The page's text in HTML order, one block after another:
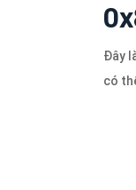
Đây
có